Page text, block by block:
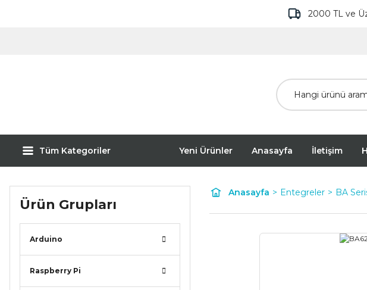
2000 TL ve
Tüm Kategoriler Yeni Ürünler Anasayfa İletişim
Ürün Grupları
Arduino
Raspberry Pi
Anasayfa Entegreler BA